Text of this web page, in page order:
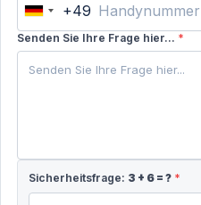
Germany
+49
+49
Senden Sie Ihre Frage hier... *
Sicherheitsfrage: 3 + 6 = ? *